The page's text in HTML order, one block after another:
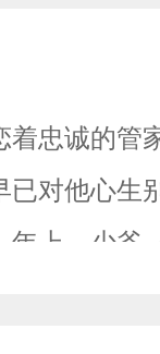
着忠诚的管
已对他心
年上，少爷